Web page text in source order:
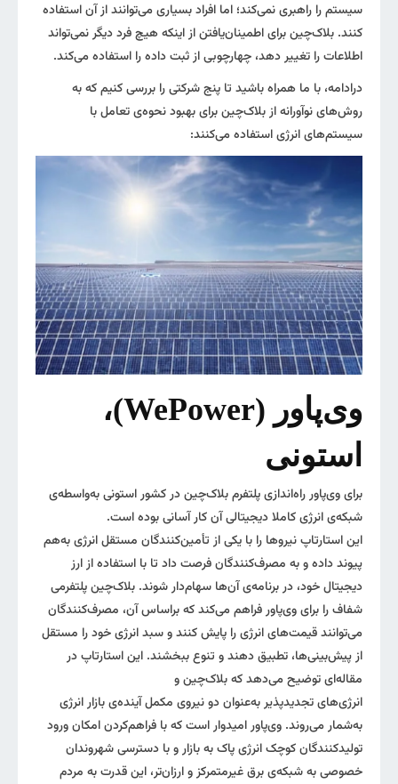
سیستم را راهبری نمی‌کند؛ اما افراد بسیاری می‌توانند از آن استفاده
کنند. بلاک‌چین برای اطمینان‌یافتن از اینکه هیچ فرد دیگر نمی‌تواند
اطلاعات را تغییر دهد، چهارچوبی از ثبت داده را استفاده می‌کند.
درادامه، با ما همراه باشید تا پنج شرکتی را بررسی کنیم که به
روش‌های نوآورانه از بلاک‌چین برای بهبود نحوه‌ی تعامل با
سیستم‌های انرژی استفاده می‌کنند:
وی‌پاور (WePower)،
استونی
برای وی‌پاور راه‌اندازی پلتفرم بلاک‌چین در کشور استونی به‌واسطه‌ی
شبکه‌ی انرژی کاملا دیجیتالی آن کار آسانی بوده است.
این استارتاپ نیروها را با یکی از تأمین‌کنندگان مستقل انرژی به‌هم
پیوند داده و به مصرف‌کنندگان فرصت داد تا با استفاده از ارز
دیجیتال خود، در برنامه‌ی آن‌ها سهام‌دار شوند. بلاک‌چین پلتفرمی
شفاف را برای وی‌پاور فراهم می‌کند که براساس آن، مصرف‌کنندگان
می‌توانند قیمت‌های انرژی را پایش کنند و سبد انرژی خود را مستقل
از پیش‌بینی‌ها، تطبیق دهند و تنوع ببخشند. این استارتاپ در
مقاله‌ای توضیح می‌دهد که بلاک‌چین و
انرژی‌های تجدیدپذیر به‌عنوان دو نیروی مکمل آینده‌ی بازار انرژی
به‌شمار می‌روند. وی‌پاور امیدوار است که با فراهم‌کردن امکان ورود
تولیدکنندگان کوچک انرژی پاک به بازار و با دسترسی شهروندان
خصوصی به شبکه‌ی برق غیرمتمرکز و ارزان‌تر، این قدرت به مردم